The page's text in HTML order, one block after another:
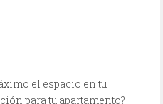
el espacio en tu
para tu apartamento?